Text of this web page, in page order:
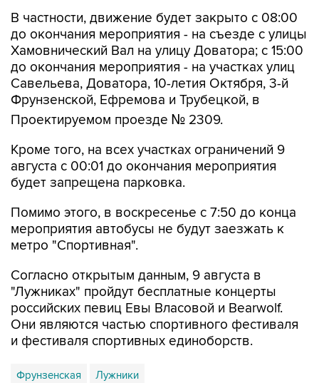
В частности, движение будет закрыто с 08:00
до окончания мероприятия - на съезде с улицы
Хамовнический Вал на улицу Доватора; с 15:00
до окончания мероприятия - на участках улиц
Савельева, Доватора, 10-летия Октября, 3-й
Фрунзенской, Ефремова и Трубецкой, в
Проектируемом проезде № 2309.
Кроме того, на всех участках ограничений 9
августа с 00:01 до окончания мероприятия
будет запрещена парковка.
Помимо этого, в воскресенье с 7:50 до конца
мероприятия автобусы не будут заезжать к
метро "Спортивная".
Согласно открытым данным, 9 августа в
"Лужниках" пройдут бесплатные концерты
российских певиц Евы Власовой и Bearwolf.
Они являются частью спортивного фестиваля
и фестиваля спортивных единоборств.
Фрунзенская Лужники